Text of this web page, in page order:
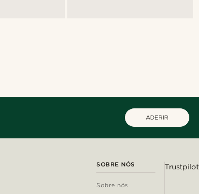
ADERIR
SOBRE NÓS
Sobre nós
Trustpilot